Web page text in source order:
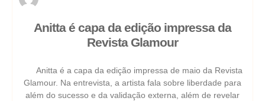
Anitta é capa da edição impressa da
Revista Glamour
Anitta é a capa da edição impressa de maio da Revista
Glamour. Na entrevista, a artista fala sobre liberdade para
além do sucesso e da validação externa, além de revelar